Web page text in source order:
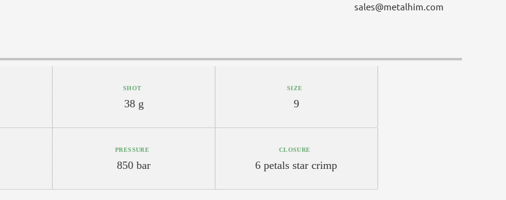
sales@metalhim.com
SHOT
38 g
SIZE
9
PRESSURE
850 bar
CLOSURE
6 petals star crimp